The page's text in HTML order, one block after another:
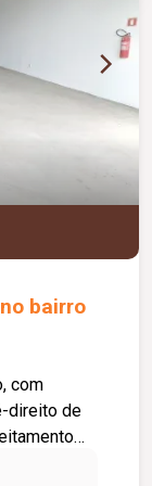
bairro
com
direito de